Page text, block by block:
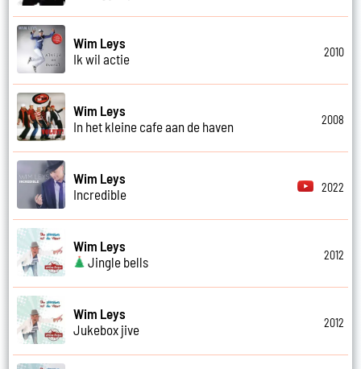
Wim Leys
Ik wil actie
2010
Wim Leys
In het kleine cafe aan de haven
2008
Wim Leys
Incredible
2022
Wim Leys
Jingle bells
2012
Wim Leys
Jukebox jive
2012